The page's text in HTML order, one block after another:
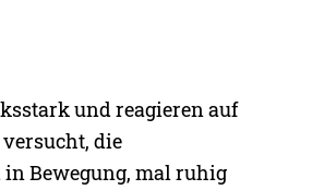
und reagieren auf
die
Bewegung, mal ruhig